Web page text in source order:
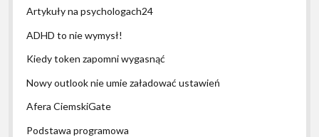
Artykuły na psychologach24
ADHD to nie wymysł!
Kiedy token zapomni wygasnąć
Nowy outlook nie umie załadować ustawień
Afera CiemskiGate
Podstawa programowa